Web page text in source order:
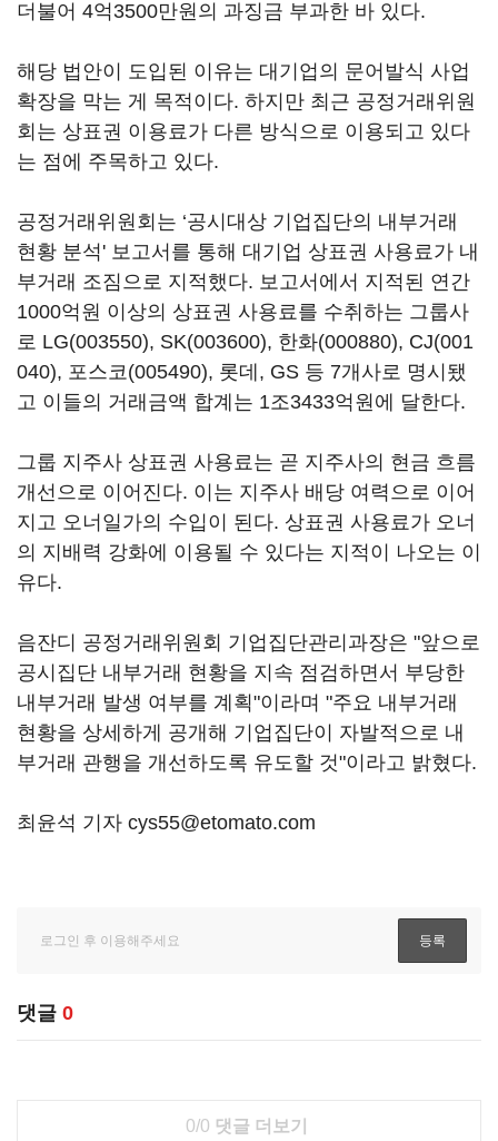
더불어 4억3500만원의 과징금 부과한 바 있다.
해당 법안이 도입된 이유는 대기업의 문어발식 사업
확장을 막는 게 목적이다. 하지만 최근 공정거래위원
회는 상표권 이용료가 다른 방식으로 이용되고 있다
는 점에 주목하고 있다.
공정거래위원회는 ‘공시대상 기업집단의 내부거래
현황 분석' 보고서를 통해 대기업 상표권 사용료가 내
부거래 조짐으로 지적했다. 보고서에서 지적된 연간
1000억원 이상의 상표권 사용료를 수취하는 그룹사
로 LG(003550), SK(003600), 한화(000880), CJ(001
040), 포스코(005490), 롯데, GS 등 7개사로 명시됐
고 이들의 거래금액 합계는 1조3433억원에 달한다.
그룹 지주사 상표권 사용료는 곧 지주사의 현금 흐름
개선으로 이어진다. 이는 지주사 배당 여력으로 이어
지고 오너일가의 수입이 된다. 상표권 사용료가 오너
의 지배력 강화에 이용될 수 있다는 지적이 나오는 이
유다.
음잔디 공정거래위원회 기업집단관리과장은 "앞으로
공시집단 내부거래 현황을 지속 점검하면서 부당한
내부거래 발생 여부를 계획"이라며 "주요 내부거래
현황을 상세하게 공개해 기업집단이 자발적으로 내
부거래 관행을 개선하도록 유도할 것"이라고 밝혔다.
최윤석 기자 cys55@etomato.com
댓글 0
0/0 댓글 더보기